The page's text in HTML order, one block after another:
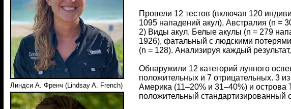
Линдси А. Френч (Lindsay A. French)
Провели 12 тестов (включая 120
1095 нападений акул), Австралия (n =
2) Виды акул. Белые акулы (n = 279
1926), фатальный с людскими
(n = 128). Анализируя каждый
Обнаружили 12 категорий лунного
положительных и 7 отрицательных. 3
Америка (11–20% и 31–40%) и острова
положительный стандартизированный